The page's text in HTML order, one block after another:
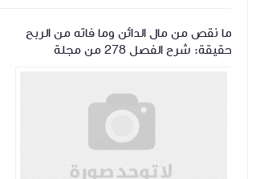
ما نقص من مال الدائن وما فاته من الربح
حقيقة: شرح الفصل 278 من مجلة